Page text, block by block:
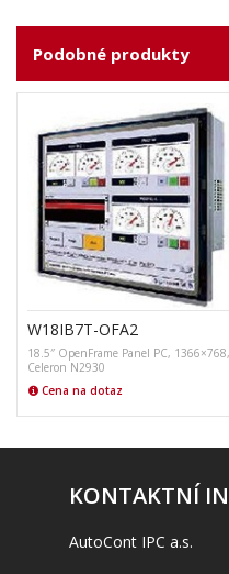
Podobné produkty
W18IB7T-OFA2
18.5″ OpenFrame Panel PC, 1366×768,
Celeron N2930
Cena na dotaz
KONTAKTNÍ
AutoCont IPC a.s.